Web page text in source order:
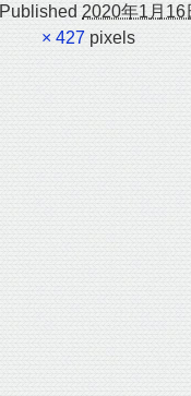
Published 2020年1月16
× 427 pixels